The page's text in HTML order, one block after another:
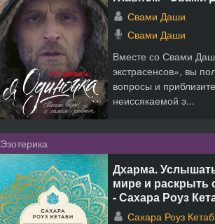
Свами Даши
Свами Даши
Вместе со Свами
экстрасенсов», вы
вопросы и
неиссякаемой э...
Эзотерика
Дхарма.
мире и раскрыть
- Сахара Роуз
Сахара Роуз